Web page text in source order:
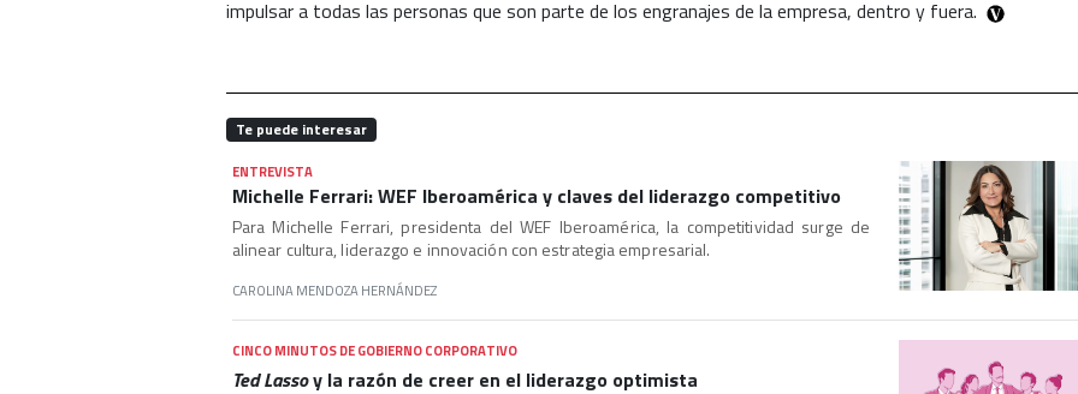
impulsar a todas las personas que son parte de los engranajes de la empresa, dentro y fuera.
Te puede interesar
ENTREVISTA
Michelle Ferrari: WEF Iberoamérica y claves del liderazgo competitivo
Para Michelle Ferrari, presidenta del WEF Iberoamérica, la competitividad surge de
alinear cultura, liderazgo e innovación con estrategia empresarial.
CAROLINA MENDOZA HERNÁNDEZ
CINCO MINUTOS DE GOBIERNO CORPORATIVO
Ted Lassoy la razón de creer en el liderazgo optimista